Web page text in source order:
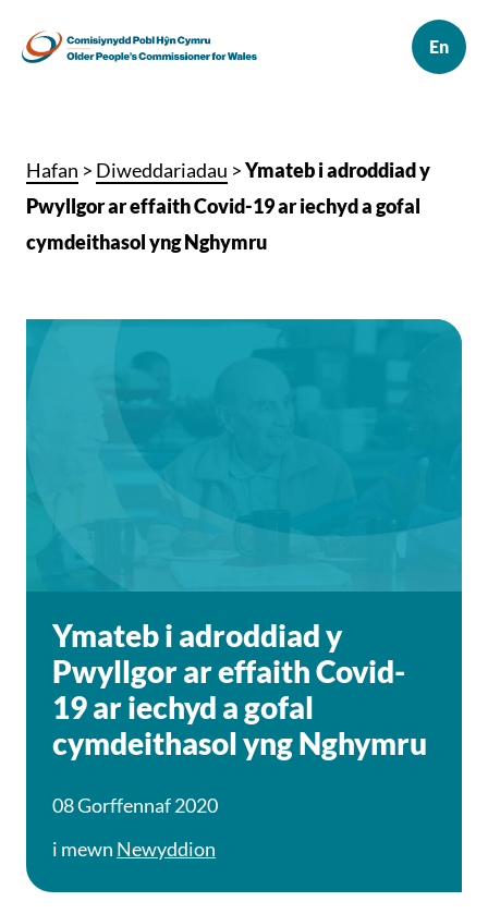
Hafan > Diweddariadau >Ymateb i adroddiad y
Pwyllgor ar effaith Covid-19 ar iechyd a gofal
cymdeithasol yng Nghymru
Ymateb i adroddiad y
Pwyllgor ar effaith Covid-
19 ar iechyd a gofal
cymdeithasol yng Nghymru
08 Gorffennaf 2020
i mewn Newyddion